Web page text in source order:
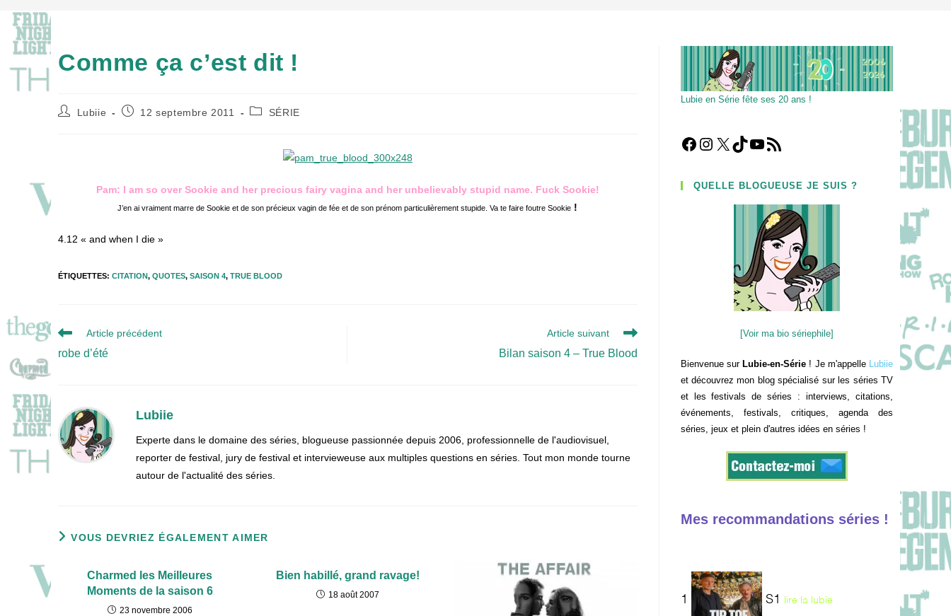
Comme ça c’est dit !
Auteur/autrice
Lubiie
Publication
12 septembre 2011
PostSÉRIE
Pam: I am so over Sookie and her precious fairy vagina and her unbelievably stupid name. Fuck Sookie!
J’en ai vraiment marre de Sookie et de son précieux vagin de fée et de son prénom particulièrement stupide. Va te faire foutre Sookie !
4.12 « and when I die »
ÉTIQUETTES: CITATION, QUOTES, SAISON 4, TRUE BLOOD
Read
articles
Article précédent
robe d’été
Article suivant
Bilan saison 4 – True Blood
Lubiie
Experte dans le domaine des séries, blogueuse passionnée depuis 2006, professionnelle de l'audiovisuel,
reporter de festival, jury de festival et intervieweuse aux multiples questions en séries. Tout mon monde tourne
autour de l'actualité des séries.
VOUS DEVRIEZ ÉGALEMENT AIMER
Charmed les Meilleures
Moments de la saison 6
23 novembre 2006
Bien habillé, grand ravage!
18 août 2007
Lubie en Série fête ses 20 ans !
Facebook
Instagram
X TikTokYouTube
Flux RSS
QUELLE BLOGUEUSE JE SUIS ?
[Voir ma bio sériephile]
Bienvenue sur Lubie-en-Série ! Je m'appelle Lubiie
et découvrez mon blog spécialisé sur les séries TV
et les festivals de séries : interviews, citations,
événements, festivals, critiques, agenda des
séries, jeux et plein d'autres idées en séries !
Mes recommandations séries !
1 S1 lire la lubie